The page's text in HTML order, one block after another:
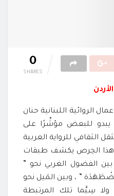
0
SHARES
الروائية اللبنانية حنان
وُلدت 1945 ) قد يبدو للبعض مؤشِّرًا على
الثقافي للرواية العربية
هذا الحِرص يكشف طبقات
الفضول الغربي نحو ”
” ، وبين المَيل نحو
ولا سِيَّما تلك المرتبطة